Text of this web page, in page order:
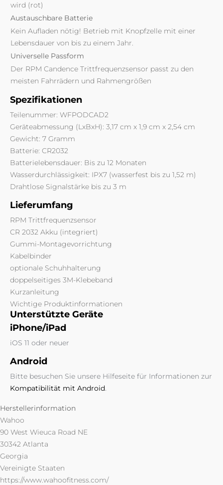
wird (rot)
Austauschbare Batterie
Kein Aufladen nötig! Betrieb mit Knopfzelle mit einer
Lebensdauer von bis zu einem Jahr.
Universelle Passform
Der RPM Candence Trittfrequenzsensor passt zu den
meisten Fahrrädern und Rahmengrößen
Spezifikationen
Teilenummer: WFPODCAD2
Geräteabmessung (LxBxH): 3,17 cm x 1,9 cm x 2,54 cm
Gewicht: 7 Gramm
Batterie: CR2032
Batterielebensdauer: Bis zu 12 Monaten
Wasserdurchlässigkeit: IPX7 (wasserfest bis zu 1,52 m)
Drahtlose Signalstärke bis zu 3 m
Lieferumfang
RPM Trittfrequenzsensor
CR 2032 Akku (integriert)
Gummi-Montagevorrichtung
Kabelbinder
optionale Schuhhalterung
doppelseitiges 3M-Klebeband
Kurzanleitung
Wichtige Produktinformationen
Unterstützte Geräte
iPhone/iPad
iOS 11 oder neuer
Android
Bitte besuchen Sie unsere Hilfeseite für Informationen zur
Kompatibilität mit Android.
Herstellerinformation
Wahoo
90 West Wieuca Road NE
30342 Atlanta
Georgia
Vereinigte Staaten
https://www.wahoofitness.com/